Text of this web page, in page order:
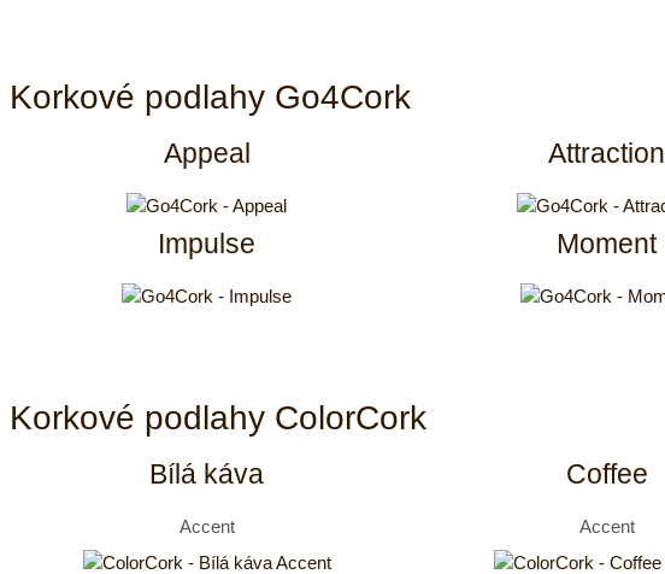
Korkové podlahy Go4Cork
Appeal Attraction
Impulse Moment
Korkové podlahy ColorCork
Bílá káva Coffee
Accent Accent